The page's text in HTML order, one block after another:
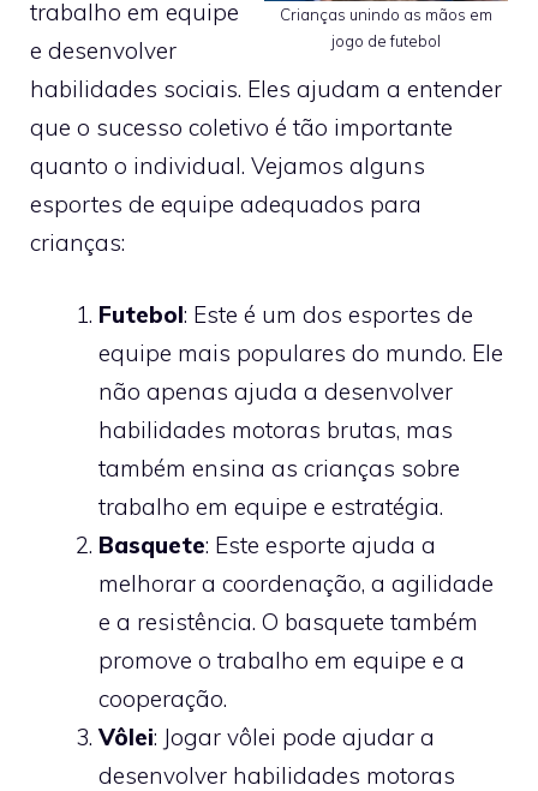
Crianças unindo as mãos em
jogo de futebol
trabalho em equipe
e desenvolver
habilidades sociais. Eles ajudam a entender
que o sucesso coletivo é tão importante
quanto o individual. Vejamos alguns
esportes de equipe adequados para
crianças:
Futebol: Este é um dos esportes de
equipe mais populares do mundo. Ele
não apenas ajuda a desenvolver
habilidades motoras brutas, mas
também ensina as crianças sobre
trabalho em equipe e estratégia.
Basquete: Este esporte ajuda a
melhorar a coordenação, a agilidade
e a resistência. O basquete também
promove o trabalho em equipe e a
cooperação.
Vôlei: Jogar vôlei pode ajudar a
desenvolver habilidades motoras